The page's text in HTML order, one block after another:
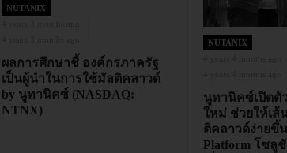
NUTANIX
ผลการศึกษาชี้ องค์กรภาครัฐ
เป็นผู้นำในการใช้มัลติคลาวด์
by นูทานิคซ์ (NASDAQ:
NTNX)
NUTANIX
นูทานิคซ์เปิด
ใหม่ ช่วยให้เส้
ติคลาวด์ง่ายขึ้
Platform โซลู